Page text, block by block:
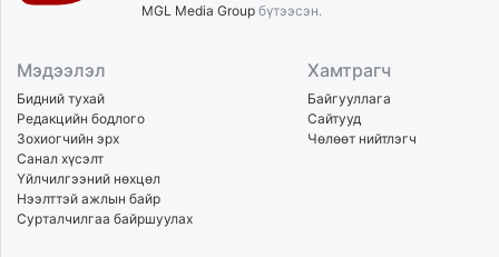
MGL Media Group бүтээсэн.
Мэдээлэл
Бидний тухай
Редакцийн бодлого
Зохиогчийн эрх
Санал хүсэлт
Үйлчилгээний нөхцөл
Нээлттэй ажлын байр
Сурталчилгаа байршуулах
Хамтрагч
Байгууллага
Сайтууд
Чөлөөт нийтлэгч